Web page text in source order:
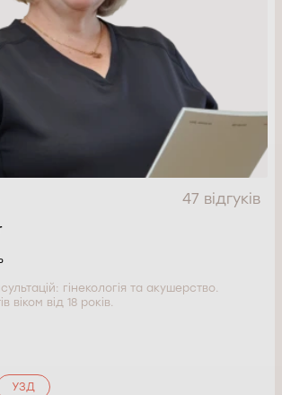
47 відгуків
гінекологія та акушерство.
віком від 18 років.
УЗД